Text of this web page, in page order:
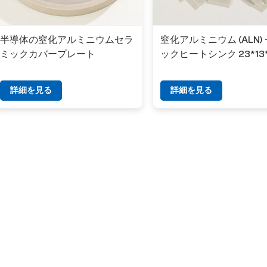
半導体の窒化アルミニウムセラ
ミックカバープレート
詳細を見る
窒化アルミニウム (ALN)
ックヒートシンク
詳細を見る